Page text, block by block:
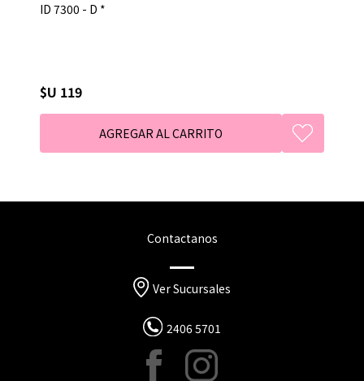
ID 7300 - D *
$U 119
Contactanos
Ver Sucursales
2406 5701